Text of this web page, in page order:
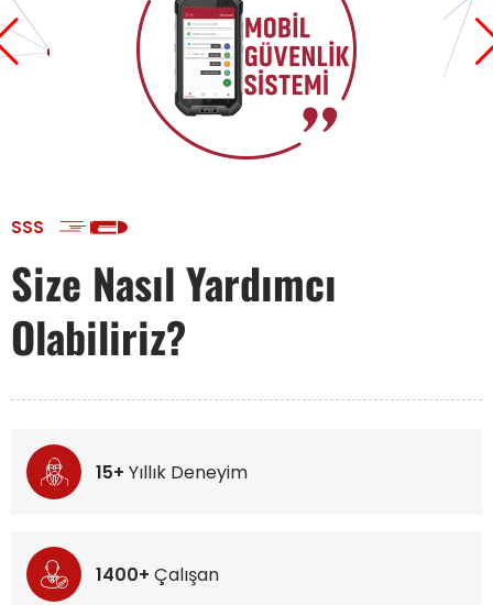
SSS
Size Nasıl Yardımcı
Olabiliriz?
15+ Yıllık Deneyim
1400+ Çalışan